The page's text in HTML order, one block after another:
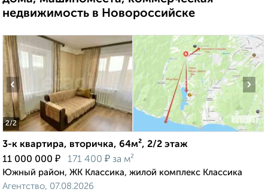
недвижимость в Новороссийске
2/2
‹ ›
3-к квартира, вторичка, 64м², 2/2 этаж
11 000 000 ₽ 171 400 ₽ за м²
Южный район, ЖК Классика, жилой комплекс Классика
Агентство, 07.08.2026